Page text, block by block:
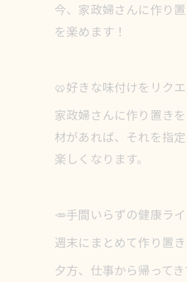
今、家政婦さんに作り
を楽めます！
🥨好きな味付けをリク
家政婦さんに作り置き
材があれば、それを指
楽しくなります。
🥕手間いらずの健康ラ
週末にまとめて作り置
夕方、仕事から帰って